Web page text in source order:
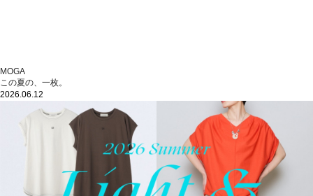
MOGA
この夏の、一枚。
2026.06.12